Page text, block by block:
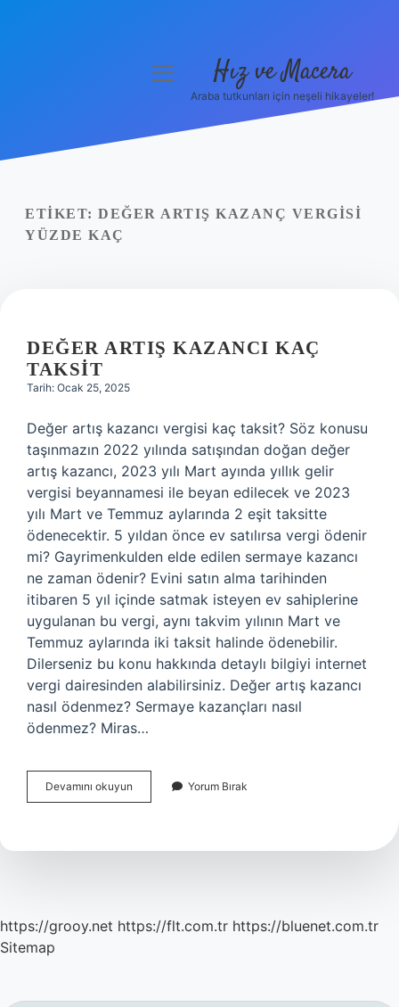
Yasal Uyarı
menüyü
Hız ve Macera
Araba tutkunları için neşeli hikayeler!
ETIKET: DEĞER ARTIŞ KAZANÇ VERGISI
YÜZDE KAÇ
DEĞER ARTIŞ KAZANCI KAÇ
TAKSIT
Tarih: Ocak 25, 2025
Değer artış kazancı vergisi kaç taksit? Söz konusu
taşınmazın 2022 yılında satışından doğan değer
artış kazancı, 2023 yılı Mart ayında yıllık gelir
vergisi beyannamesi ile beyan edilecek ve 2023
yılı Mart ve Temmuz aylarında 2 eşit taksitte
ödenecektir. 5 yıldan önce ev satılırsa vergi ödenir
mi? Gayrimenkulden elde edilen sermaye kazancı
ne zaman ödenir? Evini satın alma tarihinden
itibaren 5 yıl içinde satmak isteyen ev sahiplerine
uygulanan bu vergi, aynı takvim yılının Mart ve
Temmuz aylarında iki taksit halinde ödenebilir.
Dilerseniz bu konu hakkında detaylı bilgiyi internet
vergi dairesinden alabilirsiniz. Değer artış kazancı
nasıl ödenmez? Sermaye kazançları nasıl
ödenmez? Miras…
Devamını okuyun
Artış
Taksit
Yorum Bırak
https://grooy.net https://flt.com.tr https://bluenet.com.tr
Sitemap